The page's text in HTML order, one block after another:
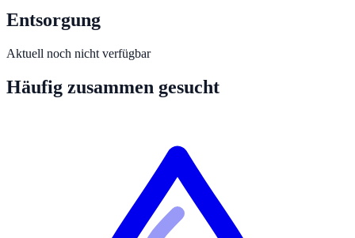
Entsorgung
Aktuell noch nicht verfügbar
Häufig zusammen gesucht